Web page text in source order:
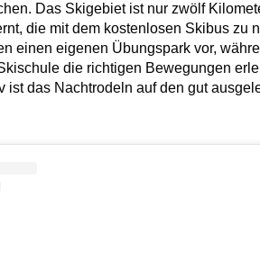
Das Skigebiet ist nur zwölf
die mit dem kostenlosen Skibus zu
einen eigenen Übungspark vor,
die richtigen Bewegungen
ist das Nachtrodeln auf den gut